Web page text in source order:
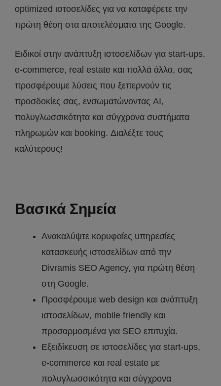
optimized ιστοσελίδες για να καταφέρετε την
πρώτη θέση στα αποτελέσματα της Google.
Ειδικοί στην ανάπτυξη ιστοσελίδων για start-ups,
e-commerce, real estate και πολλά άλλα, σας
προσφέρουμε λύσεις που ξεπερνούν τις
προσδοκίες σας, ενσωματώνοντας AI,
πολυγλωσσικότητα και σύγχρονα συστήματα
πληρωμών και booking. Διαλέξτε τους
καλύτερους!
Βασικά Σημεία
Ανακαλύψτε κορυφαίες υπηρεσίες
κατασκευής ιστοσελίδων από την
Divramis SEO Agency, για πρώτη θέση
στη Google.
Προσφέρουμε web design και ανάπτυξη
ιστοσελίδων, mobile friendly και
προσαρμοσμένα για SEO επιτυχία.
Εξειδίκευση σε ιστοσελίδες για start-ups,
e-commerce και real estate με
πολυγλωσσικότητα και σύγχρονα